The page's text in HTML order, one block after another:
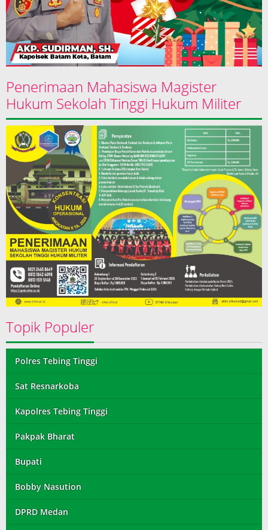
Penerimaan Mahasiswa Magister
Hukum Sekolah Tinggi Hukum Militer
Topik Populer
Polres Tebing Tinggi
Sat Resnarkoba
Kapolres Tebing Tinggi
Pakpak Bharat
Bupati
Bobby Nasution
DPRD Medan